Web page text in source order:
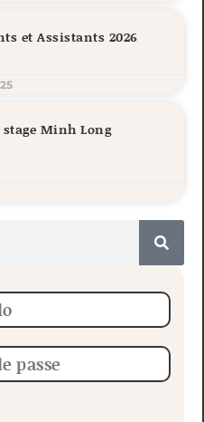
et Assistants 2026
Minh Long